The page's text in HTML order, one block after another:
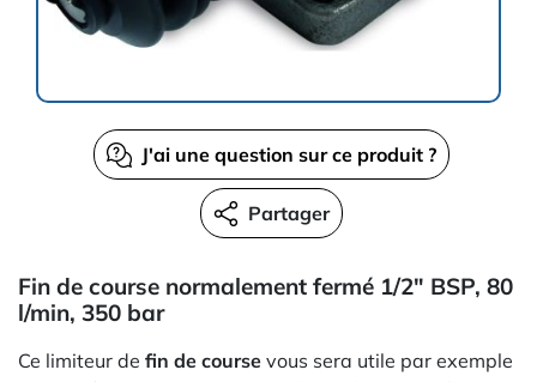
J'ai une question sur ce produit ?
Partager
Fin de course normalement fermé 1/2" BSP, 80
l/min, 350 bar
Ce limiteur de fin de course vous sera utile par exemple